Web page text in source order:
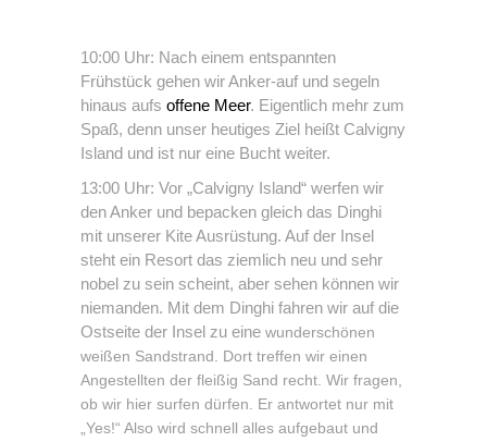
10:00 Uhr: Nach einem entspannten
Frühstück gehen wir Anker-auf und segeln
hinaus aufs offene Meer. Eigentlich mehr zum
Spaß, denn unser heutiges Ziel heißt Calvigny
Island und ist nur eine Bucht weiter.
13:00 Uhr: Vor „Calvigny Island“ werfen wir
den Anker und bepacken gleich das Dinghi
mit unserer Kite Ausrüstung. Auf der Insel
steht ein Resort das ziemlich neu und sehr
nobel zu sein scheint, aber sehen können wir
niemanden. Mit dem Dinghi fahren wir auf die
Ostseite der Insel zu eine wunderschönen
weißen Sandstrand. Dort treffen wir einen
Angestellten der fleißig Sand recht. Wir fragen,
ob wir hier surfen dürfen. Er antwortet nur mit
„Yes!“ Also wird schnell alles aufgebaut und